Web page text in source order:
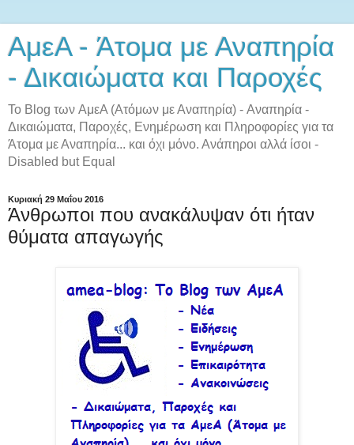
AμεA - Άτομα με Αναπηρία
- Δικαιώματα και Παροχές
Το Blog των AμεA (Ατόμων με Αναπηρία) - Αναπηρία -
Δικαιώματα, Παροχές, Ενημέρωση και Πληροφορίες για τα
Άτομα με Αναπηρία... και όχι μόνο. Ανάπηροι αλλά ίσοι -
Disabled but Equal
Κυριακή 29 Μαΐου 2016
Άνθρωποι που ανακάλυψαν ότι ήταν
θύματα απαγωγής